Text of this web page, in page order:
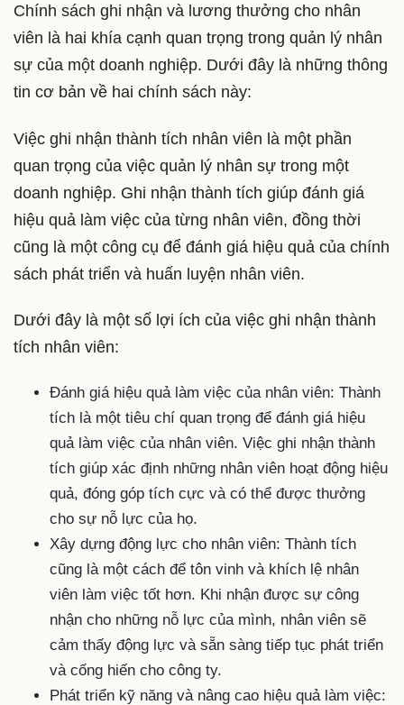
Chính sách ghi nhận và lương thưởng cho nhân
viên là hai khía cạnh quan trọng trong quản lý nhân
sự của một doanh nghiệp. Dưới đây là những thông
tin cơ bản về hai chính sách này:
Việc ghi nhận thành tích nhân viên là một phần
quan trọng của việc quản lý nhân sự trong một
doanh nghiệp. Ghi nhận thành tích giúp đánh giá
hiệu quả làm việc của từng nhân viên, đồng thời
cũng là một công cụ để đánh giá hiệu quả của chính
sách phát triển và huấn luyện nhân viên.
Dưới đây là một số lợi ích của việc ghi nhận thành
tích nhân viên:
Đánh giá hiệu quả làm việc của nhân viên: Thành
tích là một tiêu chí quan trọng để đánh giá hiệu
quả làm việc của nhân viên. Việc ghi nhận thành
tích giúp xác định những nhân viên hoạt động hiệu
quả, đóng góp tích cực và có thể được thưởng
cho sự nỗ lực của họ.
Xây dựng động lực cho nhân viên: Thành tích
cũng là một cách để tôn vinh và khích lệ nhân
viên làm việc tốt hơn. Khi nhận được sự công
nhận cho những nỗ lực của mình, nhân viên sẽ
cảm thấy động lực và sẵn sàng tiếp tục phát triển
và cống hiến cho công ty.
Phát triển kỹ năng và nâng cao hiệu quả làm việc: